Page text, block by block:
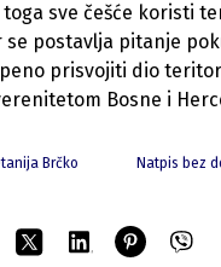
sve češće koristi
postavlja pitanje
prisvojiti dio
Bosne i
Brčko Natpis bez